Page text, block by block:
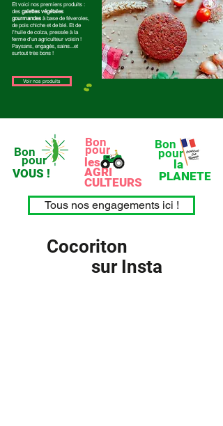
Et voici nos premiers produits :
des galettes végétales
gourmandes à base de féveroles,
de pois chiche et de blé. Et de
l'huile de colza, pressée à la
ferme d'un agriculteur voisin !
Paysans, engagés, sains...et
surtout très bons !
Voir nos produits
Bon
pour
VOUS !
Bon
les
pour
AGRI
CULTEURS
Bon
pour
la
PLANETE
Tous nos engagements ici !
Cocoriton
sur Insta